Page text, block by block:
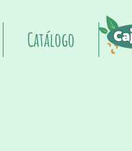
Catálogo